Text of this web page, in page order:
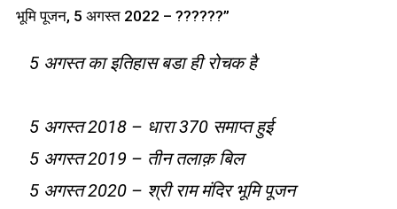
भूमि पूजन, 5 अगस्त 2022 – ??????”
5 अगस्त का इतिहास बडा ही रोचक है
5 अगस्त 2018 – धारा 370 समाप्त हुई
5 अगस्त 2019 – तीन तलाक़ बिल
5 अगस्त 2020 – श्री राम मंदिर भूमि पूजन